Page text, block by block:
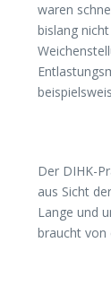
waren
bislang
Der DIHK-
aus Sicht
Lange und
braucht von